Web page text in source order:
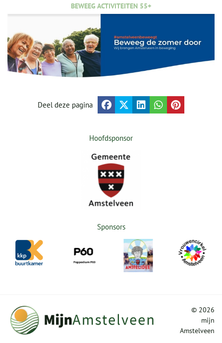
BEWEEG ACTIVITEITEN 55+
Deel deze pagina
Hoofdsponsor
Sponsors
© 2026
mijn
Amstelveen